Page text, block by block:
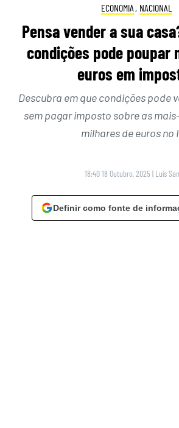
ECONOMIA , NACIONAL
Pensa vender a sua
condições pode poupar
euros em
Descubra em que condições pode
sem pagar imposto sobre as
milhares de euros no
18:40 18 Outubro, 2025 | Luís
Definir como fonte de